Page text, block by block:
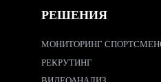
РЕШЕНИЯ
МОНИТОРИНГ
РЕКРУТИНГ